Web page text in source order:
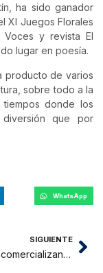
ha sido ganador
XI Juegos Florales
y revista El
lugar en poesía.
producto de varios
sobre todo a la
donde los
que por
WhatsApp
SIGUIENTE
Gallinas se comercializan de 50 a 80 soles